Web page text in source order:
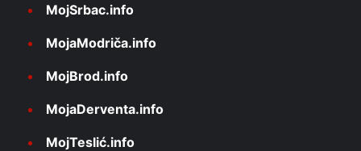
MojSrbac.info
MojaModriča.info
MojBrod.info
MojaDerventa.info
MojTeslić.info